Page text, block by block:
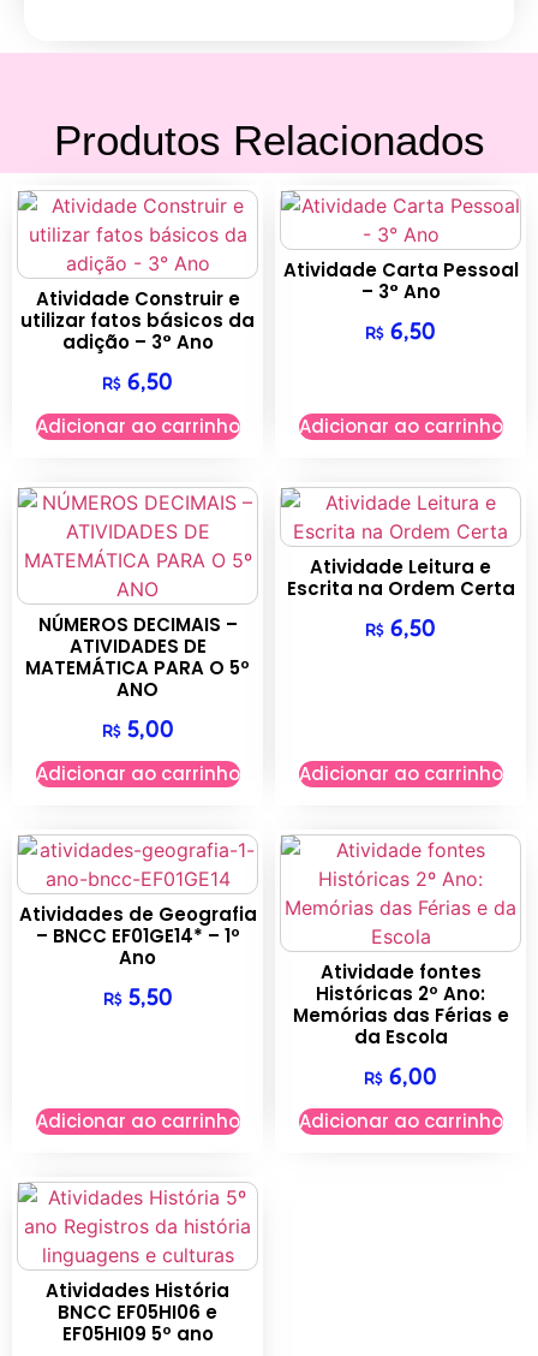
Produtos Relacionados
Atividade Construir e
utilizar fatos básicos da
adição – 3° Ano
R$ 6,50
Adicionar ao carrinho
Atividade Carta Pessoal
– 3° Ano
R$ 6,50
Adicionar ao carrinho
NÚMEROS DECIMAIS –
ATIVIDADES DE
MATEMÁTICA PARA O 5º
ANO
R$5,00
Adicionar ao carrinho
Atividade Leitura e
Escrita na Ordem Certa
R$ 6,50
Adicionar ao carrinho
Atividades de Geografia
– BNCC EF01GE14* – 1º
Ano
R$5,50
Adicionar ao carrinho
Atividade fontes
Históricas 2º Ano:
Memórias das Férias e
da Escola
R$ 6,00
Adicionar ao carrinho
Atividades História
BNCC EF05HI06 e
EF05HI09 5º ano